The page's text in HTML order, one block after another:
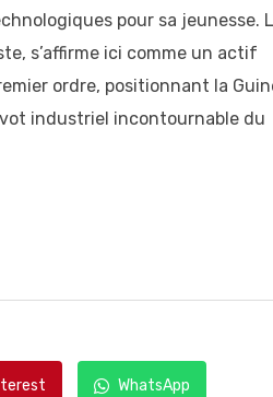
pour sa jeunesse.
s’affirme ici comme un actif
ordre, positionnant la
industriel incontournable du
WhatsApp